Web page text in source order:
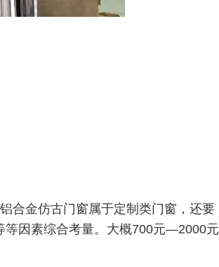
合金仿古门窗属于定制类门窗，还要
等因素综合考量。大概700元—2000元